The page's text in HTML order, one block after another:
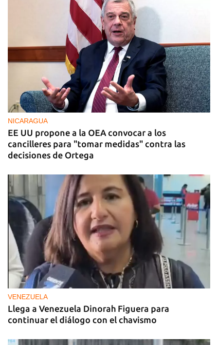
NICARAGUA
EE UU propone a la OEA convocar a los
cancilleres para "tomar medidas" contra las
decisiones de Ortega
VENEZUELA
Llega a Venezuela Dinorah Figuera para
continuar el diálogo con el chavismo